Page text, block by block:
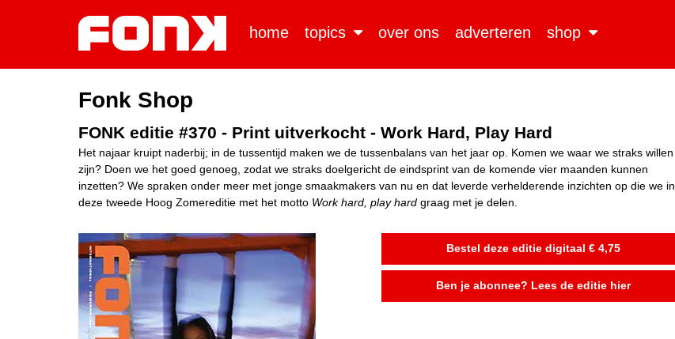
home topics over ons adverteren shop
Fonk Shop
FONK editie #370 - Print uitverkocht - Work Hard, Play Hard
Het najaar kruipt naderbij; in de tussentijd maken we de tussenbalans van het jaar op. Komen we waar we straks willen
zijn? Doen we het goed genoeg, zodat we straks doelgericht de eindsprint van de komende vier maanden kunnen
inzetten? We spraken onder meer met jonge smaakmakers van nu en dat leverde verhelderende inzichten op die we in
deze tweede Hoog Zomereditie met het motto Work hard, play hard graag met je delen.
Bestel deze editie digitaal € 4,75
Ben je abonnee? Lees de editie hier